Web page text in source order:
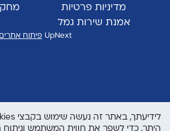
מדיניות פרטיות
אמנת שירות גמל
UpNext פיתוח אתרים
היתר, כדי לשפר את חווית המשתמש